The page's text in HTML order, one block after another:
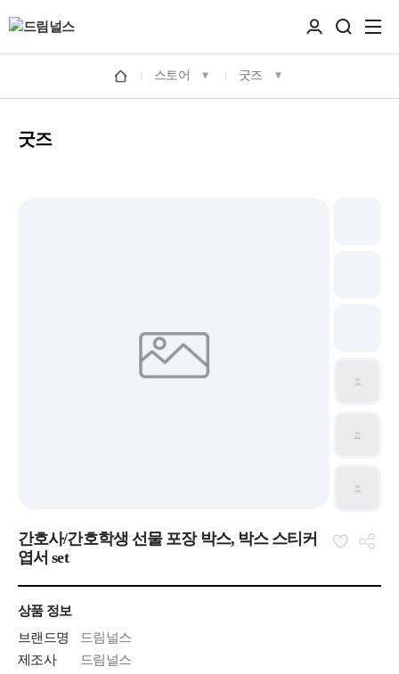
스토어 굿즈
굿즈
간호사/간호학생 선물 포장 박스, 박스 스티커
엽서 set
상품 정보
브랜드명
드림널스
제조사
드림널스